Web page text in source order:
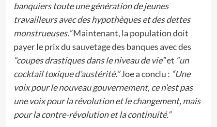
banquiers toute une génération de jeunes
travailleurs avec des hypothèques et des dettes
monstrueuses.”Maintenant, la population doit
payer le prix du sauvetage des banques avec des
“coupes drastiques dans le niveau de vie”et “un
cocktail toxique d’austérité.”Joe a conclu : “Une
voix pour le nouveau gouvernement, ce n’est pas
une voix pour la révolution et le changement, mais
pour la contre-révolution et la continuité.”